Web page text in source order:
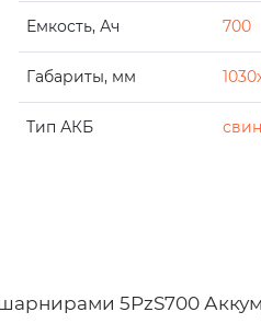
Емкость, Ач 700
Габариты, мм
Тип АКБ
5PzS700